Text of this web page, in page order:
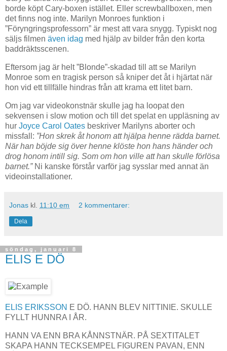
borde köpt Cary-boxen istället. Eller screwballboxen, men
det finns nog inte. Marilyn Monroes funktion i
”Föryngringsprofessorn” är mest att vara snygg. Typiskt nog
säljs filmen även idag med hjälp av bilder från den korta
baddräktsscenen.
Eftersom jag är helt ”Blonde”-skadad till att se Marilyn
Monroe som en tragisk person så kniper det åt i hjärtat när
hon vid ett tillfälle hindras från att krama ett litet barn.
Om jag var videokonstnär skulle jag ha loopat den
sekvensen i slow motion och till det spelat en uppläsning av
hur Joyce Carol Oates beskriver Marilyns aborter och
missfall: ”Hon skrek åt honom att hjälpa henne rädda barnet.
När han böjde sig över henne klöste hon hans händer och
drog honom intill sig. Som om hon ville att han skulle förlösa
barnet.”Ni kanske förstår varför jag sysslar med annat än
videoinstallationer.
Jonas kl. 11:10 em 2 kommentarer:
Dela
söndag, januari 8
ELIS E DÖ
ELIS ERIKSSON E DÖ. HANN BLEV NITTINIE. SKULLE
FYLLT HUNNRA I ÅR.
HANN VA ENN BRA KÅNNSTNÄR. PÅ SEXTITALET
SKAPA HANN TECKSEMPEL FIGUREN PAVAN, ENN